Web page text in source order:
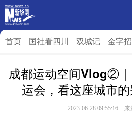
首页 国社看四川 双城记 金字
成都运动空间Vlog②
运会，看这座城市
2023-06-28 09:55:16 来